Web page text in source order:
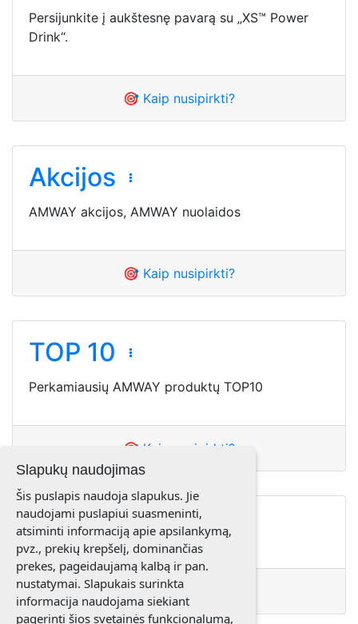
Persijunkite į aukštesnę pavarą su „XS™ Power
Drink“.
🎯 Kaip nusipirkti?
Akcijos
AMWAY akcijos, AMWAY nuolaidos
🎯 Kaip nusipirkti?
TOP 10
Perkamiausių AMWAY produktų TOP10
🎯 Kaip nusipirkti?
Naujienos
🎯 Kaip nusipirkti?
Slapukų naudojimas
Šis puslapis naudoja slapukus. Jie
naudojami puslapiui suasmeninti,
atsiminti informaciją apie apsilankymą,
pvz., prekių krepšelį, dominančias
prekes, pageidaujamą kalbą ir pan.
nustatymai. Slapukais surinkta
informacija naudojama siekiant
pagerinti šios svetainės funkcionalumą,